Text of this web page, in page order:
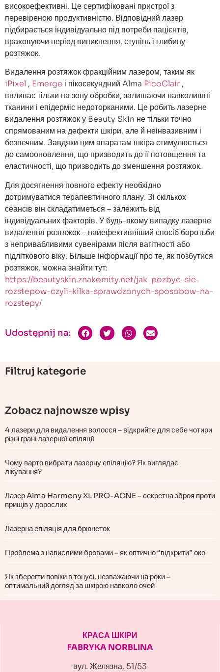
високоефективні. Це сертифіковані пристрої з
перевіреною продуктивністю. Відповідний лазер
підбирається індивідуально під потреби пацієнтів,
враховуючи період виникнення, ступінь і глибину
розтяжок.
Видалення розтяжок фракційним лазером, таким як
iPixel , Emerge і пікосекундний Alma PicoClair ,
впливає тільки на зону обробки, залишаючи навколишні
тканини і епідерміс недоторканими. Це робить лазерне
видалення розтяжок у Beauty Skin не тільки точно
спрямованим на дефекти шкіри, але й неінвазивним і
безпечним. Завдяки цим апаратам шкіра стимулюється
до самооновлення, що призводить до її потовщення та
еластичності, що призводить до зменшення розтяжок.
Для досягнення повного ефекту необхідно
дотримуватися терапевтичного плану. Зі скількох
сеансів він складатиметься – залежить від
індивідуальних факторів. У будь-якому випадку лазерне
видалення розтяжок – найефективніший спосіб боротьби
з непривабливими сувенірами після вагітності або
підліткового віку. Більше інформації про те, як позбутися
розтяжок, можна знайти тут:
https://beautyskin.znakomity.net/jak-pozbyc-sie-
rozstepow-czyli-kilka-sprawdzonych-sposobow-na-
rozstepy/
Udostępnij na:
Filtruj kategorie
Zobacz najnowsze wpisy
4 лазери для видалення волосся – відкрийте для себе чотири
різні грані лазерної епіляції
Чому варто вибрати лазерну епіляцію? Як виглядає
лікування?
Лазер Alma Harmony XL PRO-ACNE – секретна зброя проти
прищів у дорослих
Лазерна епіляція для брюнеток
Проблема з навислими бровами – як оптично “відкрити” око
Як зберегти повіки в тонусі, незважаючи на роки –
оптимальний догляд за шкірою навколо очей
КРАСА ШКІРИ
FABRYKA NORBLINA
вул. Желязна, 51/53